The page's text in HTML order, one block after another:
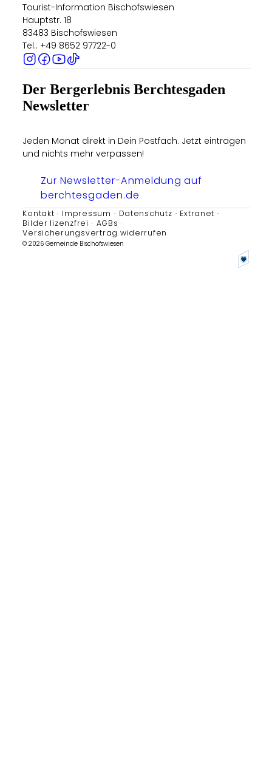
Tourist-Information Bischofswiesen
Hauptstr. 18
83483 Bischofswiesen
Tel.: +49 8652 97722-0
Der Bergerlebnis Berchtesgaden
Newsletter
Jeden Monat direkt in Dein Postfach. Jetzt eintragen
und nichts mehr verpassen!
Zur Newsletter-Anmeldung auf
berchtesgaden.de
Kontakt Impressum Datenschutz
Extranet
Bilder lizenzfrei
AGBs
Versicherungsvertrag widerrufen
© 2026 Gemeinde Bischofswiesen